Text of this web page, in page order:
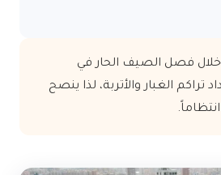
خلال فصل الصيف الحار في
تراكم الغبار والأتربة، لذا ينصح